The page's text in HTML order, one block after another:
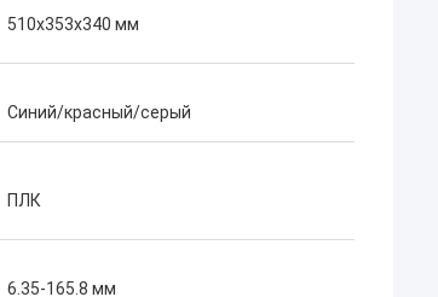
510x353x340 мм
Синий/красный/серый
ПЛК
6.35-165.8 мм